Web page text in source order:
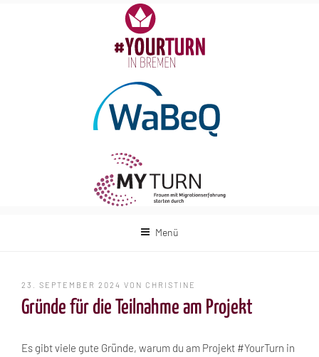
Menü
VERÖFFENTLICHT
AM
23. SEPTEMBER 2024 VON CHRISTINE
Gründe für die Teilnahme am Projekt
Es gibt viele gute Gründe, warum du am Projekt #YourTurn in